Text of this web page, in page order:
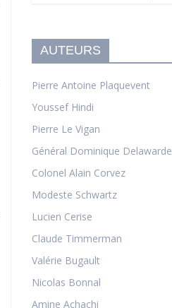
AUTEURS
Pierre Antoine Plaquevent
Youssef Hindi
Pierre Le Vigan
Général Dominique Delawarde
Colonel Alain Corvez
Modeste Schwartz
Lucien Cerise
Claude Timmerman
Valérie Bugault
Nicolas Bonnal
Amine Achachi